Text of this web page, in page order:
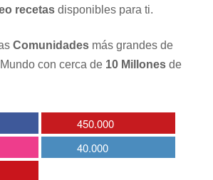
recetas disponibles para ti.
Comunidades más grandes de
con cerca de 10 Millones de
450.000
40.000